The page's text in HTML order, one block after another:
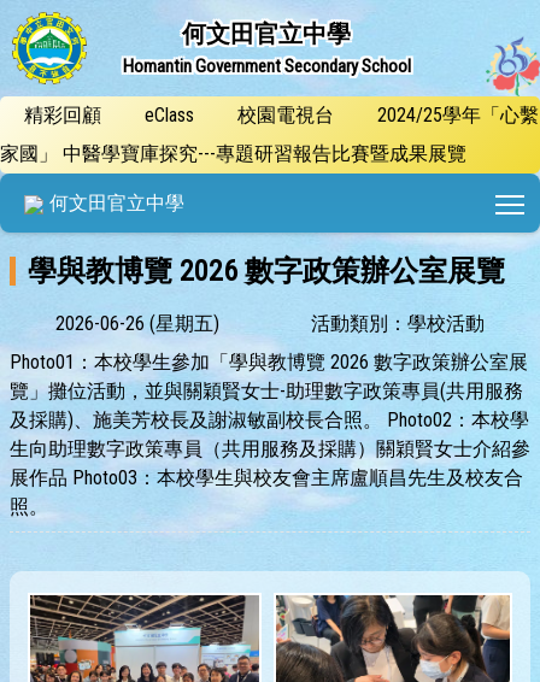
何文田官立中學
Homantin Government Secondary School
精彩回顧 eClass 校園電視台
2024/25學年「心繫
家國」 中醫學寶庫探究---專題研習報告比賽暨成果展覽
何文田官立中學
學與教博覽 2026 數字政策辦公室展覽
2026-06-26 (星期五)
活動類別：學校活動
Photo01：本校學生參加「學與教博覽 2026 數字政策辦公室展
覽」攤位活動，並與關穎賢女士-助理數字政策專員(共用服務
及採購)、施美芳校長及謝淑敏副校長合照。 Photo02：本校學
生向助理數字政策專員（共用服務及採購）關穎賢女士介紹參
展作品 Photo03：本校學生與校友會主席盧順昌先生及校友合
照。